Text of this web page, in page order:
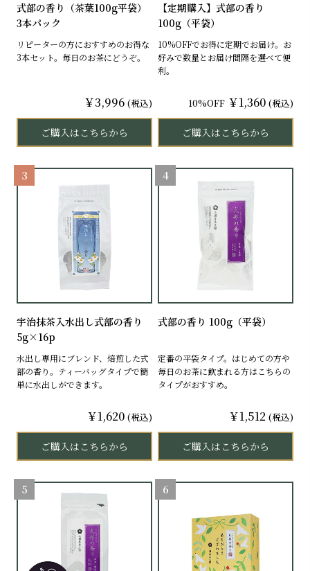
式部の香り（茶葉100g平袋）
3本パック
リピーターの方におすすめのお得な
3本セット。毎日のお茶にどうぞ。
￥3,996 (税込)
ご購入はこちらから
【定期購入】式部の香り
100g（平袋）
10%OFFでお得に定期でお届け。お
好みで数量とお届け間隔を選べて便
利。
10%OFF ￥1,360 (税込)
ご購入はこちらから
宇治抹茶入水出し式部の香り
5g×16p
水出し専用にブレンド、焙煎した式
部の香り。ティーバッグタイプで簡
単に水出しができます。
￥1,620 (税込)
ご購入はこちらから
式部の香り 100g（平袋）
定番の平袋タイプ。はじめての方や
毎日のお茶に飲まれる方はこちらの
タイプがおすすめ。
￥1,512 (税込)
ご購入はこちらから